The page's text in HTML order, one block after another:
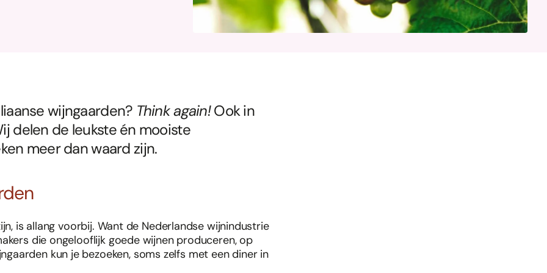
wijngaarden? Think again!Ook in
delen de leukste én mooiste
meer dan waard zijn.
is allang voorbij. Want de Nederlandse wijnindustrie
die ongelooflijk goede wijnen produceren, op
kun je bezoeken, soms zelfs met een diner in